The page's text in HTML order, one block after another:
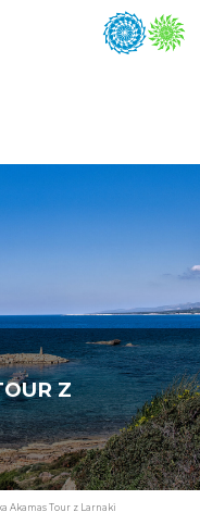
Z
Akamas Tour z Larnaki